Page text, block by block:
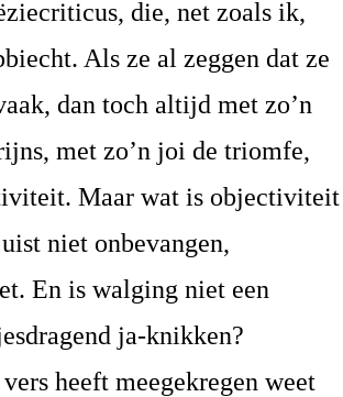
die, net zoals ik,
Als ze al zeggen dat ze
dan toch altijd met zo’n
met zo’n joi de triomfe,
Maar wat is objectiviteit
niet onbevangen,
En is walging niet een
ja-knikken?
heeft meegekregen weet